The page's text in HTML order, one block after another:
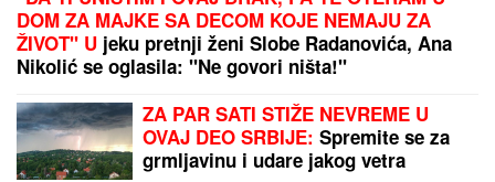
Ako držite ventilator tik uz krevet,
PRAVITE VELIKU GREŠKU:
Narušavate zdravlje, a nećete se ni
rashladiti - OVO DUGME malo ko
koristi, a pravi najveću razliku